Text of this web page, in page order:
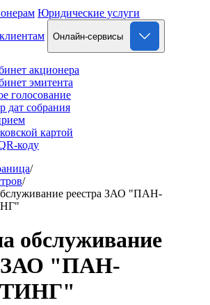
Юридические услуги
Онлайн-сервисы
акционера
эмитента
голосование
дат собрания
картой
коду
/
/
реестра ЗАО "ПАН-
обслуживание
ЗАО "ПАН-